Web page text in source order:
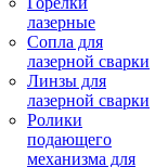
лазерные
Сопла для
лазерной сварки
Линзы для
лазерной сварки
Ролики
подающего
механизма для